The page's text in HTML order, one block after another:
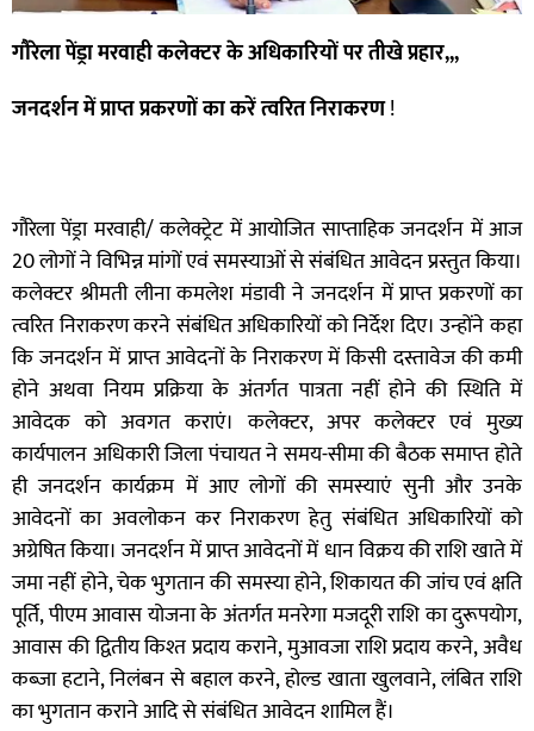
गौरेला पेंड्रा मरवाही कलेक्टर के अधिकारियों पर तीखे प्रहार,,,
जनदर्शन में प्राप्त प्रकरणों का करें त्वरित निराकरण!
गौरेला पेंड्रा मरवाही/कलेक्ट्रेट में आयोजित साप्ताहिक जनदर्शन में आज
20 लोगों ने विभिन्न मांगों एवं समस्याओं से संबंधित आवेदन प्रस्तुत किया।
कलेक्टर श्रीमती लीना कमलेश मंडावी ने जनदर्शन में प्राप्त प्रकरणों का
त्वरित निराकरण करने संबंधित अधिकारियों को निर्देश दिए। उन्होंने कहा
कि जनदर्शन में प्राप्त आवेदनों के निराकरण में किसी दस्तावेज की कमी
होने अथवा नियम प्रक्रिया के अंतर्गत पात्रता नहीं होने की स्थिति में
आवेदक को अवगत कराएं। कलेक्टर, अपर कलेक्टर एवं मुख्य
कार्यपालन अधिकारी जिला पंचायत ने समय-सीमा की बैठक समाप्त होते
ही जनदर्शन कार्यक्रम में आए लोगों की समस्याएं सुनी और उनके
आवेदनों का अवलोकन कर निराकरण हेतु संबंधित अधिकारियों को
अग्रेषित किया। जनदर्शन में प्राप्त आवेदनों में धान विक्रय की राशि खाते में
जमा नहीं होने, चेक भुगतान की समस्या होने, शिकायत की जांच एवं क्षति
पूर्ति, पीएम आवास योजना के अंतर्गत मनरेगा मजदूरी राशि का दुरूपयोग,
आवास की द्वितीय किश्त प्रदाय कराने, मुआवजा राशि प्रदाय करने, अवैध
कब्जा हटाने, निलंबन से बहाल करने, होल्ड खाता खुलवाने, लंबित राशि
का भुगतान कराने आदि से संबंधित आवेदन शामिल हैं।